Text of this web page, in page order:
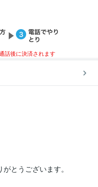
話後に決済されます
とうございます。